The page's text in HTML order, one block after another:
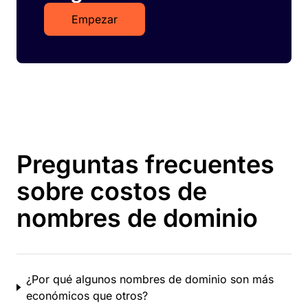
Empezar
Preguntas frecuentes
sobre costos de
nombres de dominio
¿Por qué algunos nombres de dominio son más
económicos que otros?